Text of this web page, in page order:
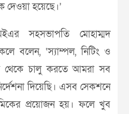
দেওয়া হয়েছে।’
সহসভাপতি মোহাম্মদ
বলেন, ‘স্যাম্পল, নিটিং ও
থেকে চালু করতে আমরা সব
দিয়েছি। এসব সেকশনে
প্রয়োজন হয়। ফলে খুব